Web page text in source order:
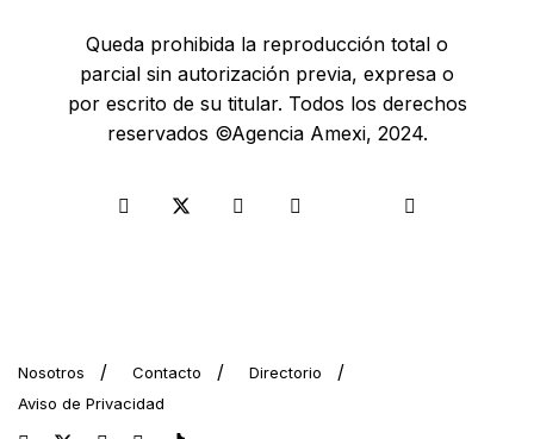
Queda prohibida la reproducción total o
parcial sin autorización previa, expresa o
por escrito de su titular. Todos los derechos
reservados ©Agencia Amexi, 2024.
Nosotros Contacto
Directorio
Aviso de Privacidad